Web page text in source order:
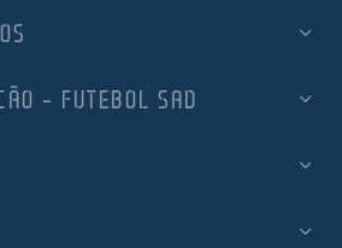
– FUTEBOL SAD